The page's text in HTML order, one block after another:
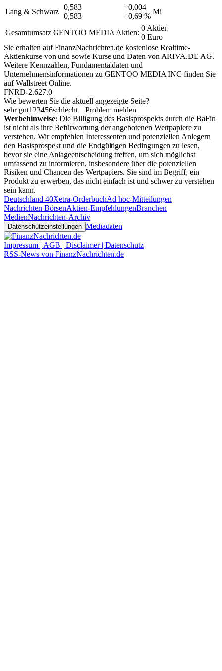
Lang & Schwarz
0,583
0,583
+0,004
+0,69 %
Mi
Gesamtumsatz GENTOO MEDIA Aktien:
0 Aktien
0 Euro
Sie erhalten auf FinanzNachrichten.de kostenlose Realtime-
Aktienkurse von und sowie Kurse und Daten von ARIVA.DE AG.
Weitere Kennzahlen, Fundamentaldaten und
Unternehmensinformationen zu GENTOO MEDIA INC finden Sie
aufWallstreet Online.
FNRD-2.627.0
Wie bewerten Sie die aktuell angezeigte Seite?
sehr gut1 23456schlecht
Problem melden
Werbehinweise: Die Billigung des Basisprospekts durch die BaFin
ist nicht als ihre Befürwortung der angebotenen Wertpapiere zu
verstehen. Wir empfehlen Interessenten und potenziellen Anlegern
den Basisprospekt und die Endgültigen Bedingungen zu lesen,
bevor sie eine Anlageentscheidung treffen, um sich möglichst
umfassend zu informieren, insbesondere über die potenziellen
Risiken und Chancen des Wertpapiers. Sie sind im Begriff, ein
Produkt zu erwerben, das nicht einfach ist und schwer zu verstehen
sein kann.
Deutschland 40Xetra-OrderbuchAd hoc-Mitteilungen
Nachrichten BörsenAktien-EmpfehlungenBranchen
MedienNachrichten-Archiv
Datenschutzeinstellungen Mediadaten
Impressum | AGB | Disclaimer | Datenschutz
RSS-News von FinanzNachrichten.de